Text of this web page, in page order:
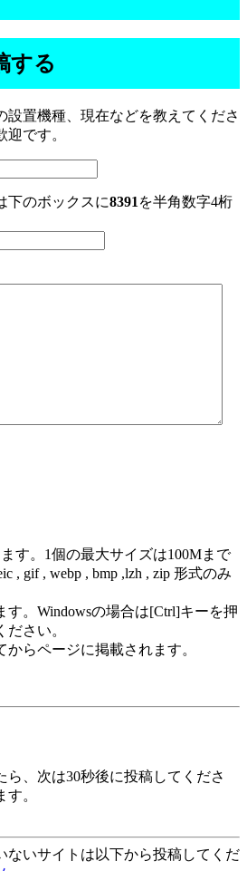
する
設置機種、現在などを教えてくださ
です。
下のボックスに8391 を半角数字4桁
す。1個の最大サイズは100Mまで
, gif , webp , bmp ,lzh , zip 形式のみ
。Windowsの場合は[Ctrl]キーを押
さい。
らページに掲載されます。
ら、次は30秒後に投稿してくださ
。
ないサイトは以下から投稿してくだ